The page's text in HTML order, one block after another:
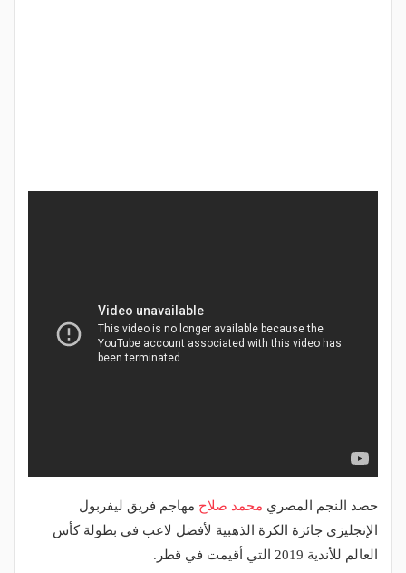
حصد النجم المصري محمد صلاح مهاجم فريق ليفربول
الإنجليزي جائزة الكرة الذهبية لأفضل لاعب في بطولة كأس
العالم للأندية 2019 التي أقيمت في قطر.